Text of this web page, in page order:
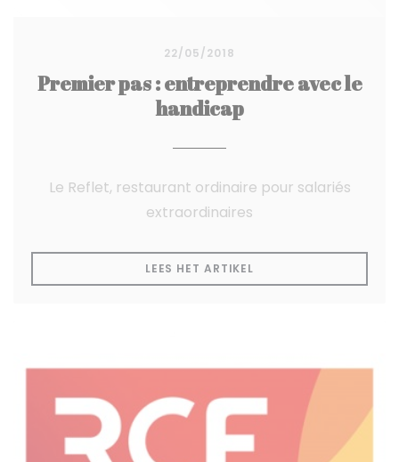
22/05/2018
Premier pas : entreprendre avec le
handicap
Le Reflet, restaurant ordinaire pour salariés
extraordinaires
LEES HET ARTIKEL